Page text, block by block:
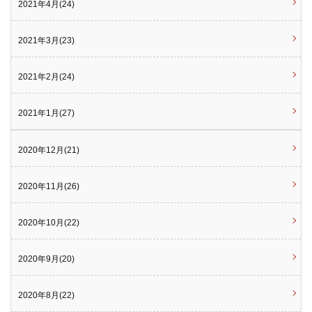
2021年4月(24)
2021年3月(23)
2021年2月(24)
2021年1月(27)
2020年12月(21)
2020年11月(26)
2020年10月(22)
2020年9月(20)
2020年8月(22)